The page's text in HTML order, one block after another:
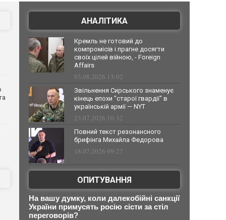
АНАЛІТИКА
Кремль не готовий до
компромісів і прагне досягти
своїх цілей війною, - Foreign
Affairs
03.08.2026 13:02
Звільнення Сирського знаменує
кінець епохи "старої гвардії" в
українській армії — NYT
23.07.2026 10:32
Повний текст резонансного
брифінга Михайла Федорова
18.07.2026 09:27
ОПИТУВАННЯ
На вашу думку, коли далекобійні санкції
України примусять росію сісти за стіл
переговорів?